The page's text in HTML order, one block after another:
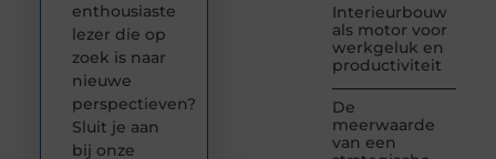
Interieurbouw
als motor voor
werkgeluk en
productiviteit
De
meerwaarde
van een
enthousiaste
lezer die op
zoek is naar
nieuwe
perspectieven?
Sluit je aan
bij onze